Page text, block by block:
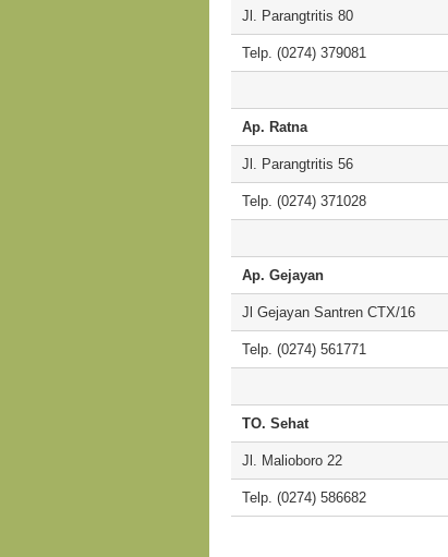
Jl. Parangtritis 80
Telp. (0274) 379081
Ap. Ratna
Jl. Parangtritis 56
Telp. (0274) 371028
Ap. Gejayan
Jl Gejayan Santren CTX/16
Telp. (0274) 561771
TO. Sehat
Jl. Malioboro 22
Telp. (0274) 586682